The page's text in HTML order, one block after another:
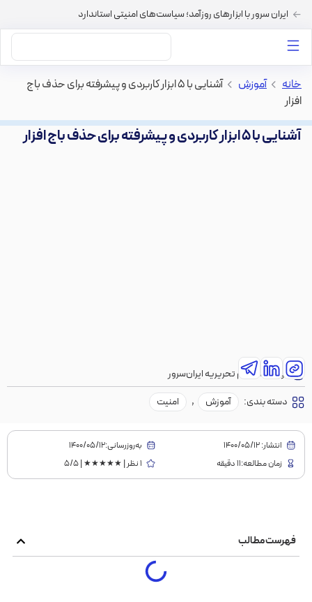
ایران سرور با ابزارهای روزآمد؛ سیاست‌های امنیتی استاندارد
خانه > آموزش >
آشنایی با ۵ ابزار کاربردی و پیشرفته برای حذف باج
افزار
آشنایی با ۵ ابزار کاربردی و پیشرفته برای حذف باج افزار
نویسنده:تیم تحریریه ایران‌سرور
دسته بندی:
آموزش , امنیت
انتشار:1400/05/12
به‌روز‌رسانی:۱۴۰۰/۰۵/۱۲
زمان مطالعه:11 دقیقه
1 نظر | ★★★★★ | 5/5
فهرست مطالب